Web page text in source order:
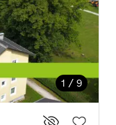
1 / 9